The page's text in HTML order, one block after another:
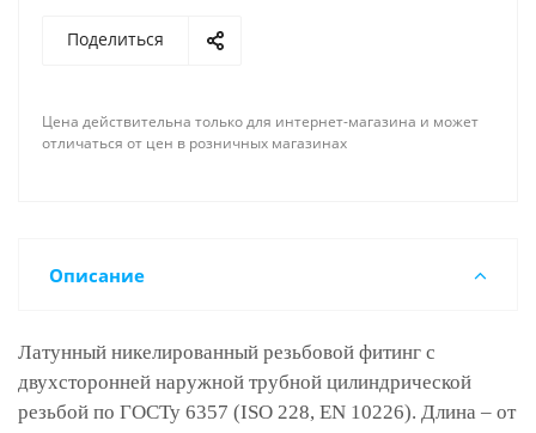
Поделиться
Цена действительна только для интернет-магазина и может
отличаться от цен в розничных магазинах
Описание
Латунный никелированный резьбовой фитинг с
двухсторонней наружной трубной цилиндрической
резьбой по ГОСТу 6357 (ISO 228, EN 10226). Длина – от